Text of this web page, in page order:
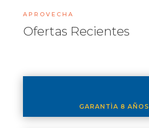
APROVECHA
Ofertas Recientes
GARANTÌA 8 AÑOS